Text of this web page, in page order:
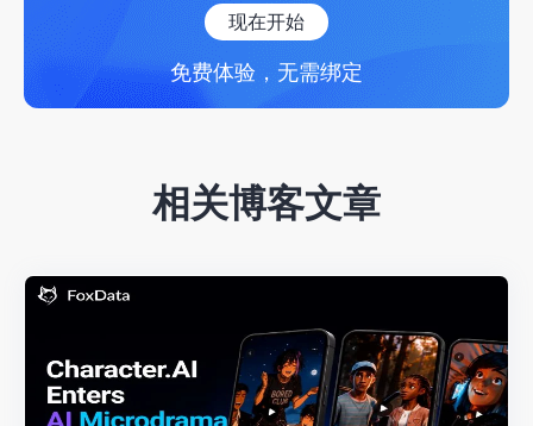
现在开始
免费体验，无需绑定
相关博客文章